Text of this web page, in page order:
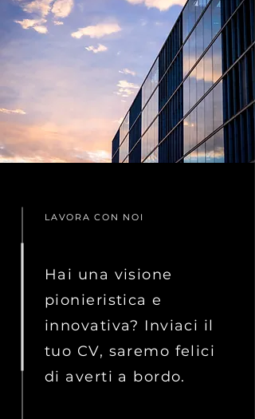
LAVORA CON NOI
Hai una visione
pionieristica e
innovativa? Inviaci il
tuo CV, saremo felici
di averti a bordo.